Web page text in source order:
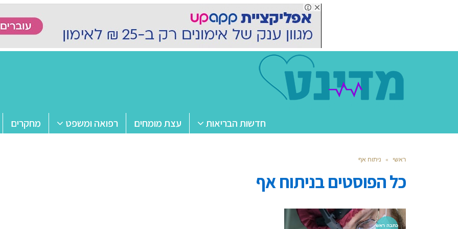
חדשות הבריאות עצת מומחים רפואה ומשפט מחקרים
ראשי » ניתוח אף
כל הפוסטים בניתוח אף
כתבה ראש